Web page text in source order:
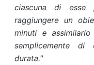
ciascuna di esse
raggiungere un
minuti e
semplicemente
durata."